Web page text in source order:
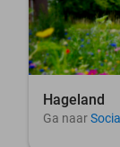
Hageland
Ga naar